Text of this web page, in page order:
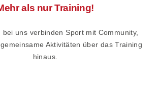
als nur Training!
bei uns verbinden Sport mit Community,
Aktivitäten über das Training
hinaus.